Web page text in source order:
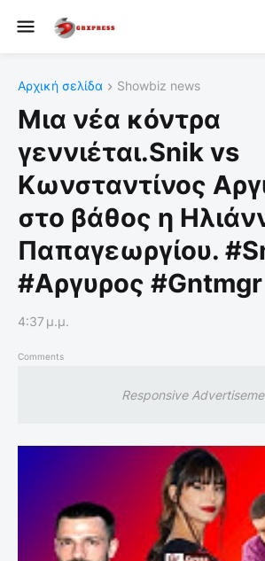
Αρχική σελίδα Showbiz news
Μια νέα κόντρα
γεννιέται.Snik vs
Κωνσταντίνος
στο βάθος η
Παπαγεωργίου.
#Αργυρος #Gntmgr
4:37 μ.μ.
Comments
Responsive